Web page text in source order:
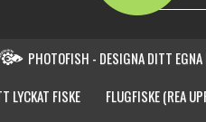
PHOTOFISH - DESIGNA DITT EGNA
LYCKAT FISKE
FLUGFISKE (REA